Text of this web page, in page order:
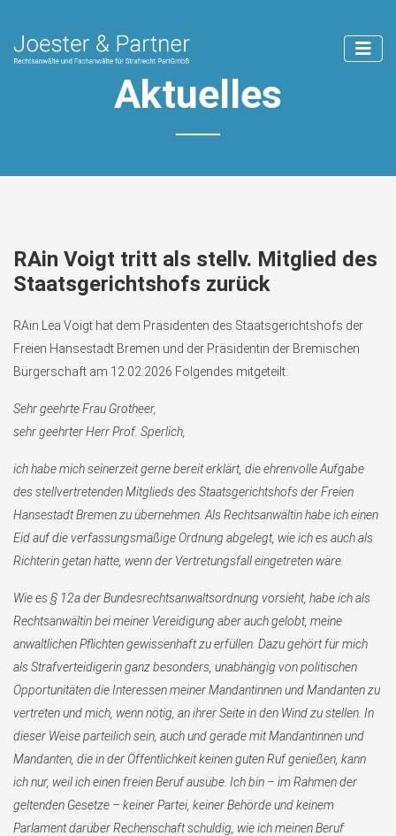
Aktuelles
RAin Voigt tritt als stellv. Mitglied des
Staatsgerichtshofs zurück
RAin Lea Voigt hat dem Präsidenten des Staatsgerichtshofs der
Freien Hansestadt Bremen und der Präsidentin der Bremischen
Bürgerschaft am 12.02.2026 Folgendes mitgeteilt:
Sehr geehrte Frau Grotheer,
sehr geehrter Herr Prof. Sperlich,
ich habe mich seinerzeit gerne bereit erklärt, die ehrenvolle Aufgabe
des stellvertretenden Mitglieds des Staatsgerichtshofs der Freien
Hansestadt Bremen zu übernehmen. Als Rechtsanwältin habe ich einen
Eid auf die verfassungsmäßige Ordnung abgelegt, wie ich es auch als
Richterin getan hätte, wenn der Vertretungsfall eingetreten wäre.
Wie es § 12a der Bundesrechtsanwaltsordnung vorsieht, habe ich als
Rechtsanwältin bei meiner Vereidigung aber auch gelobt, meine
anwaltlichen Pflichten gewissenhaft zu erfüllen. Dazu gehört für mich
als Strafverteidigerin ganz besonders, unabhängig von politischen
Opportunitäten die Interessen meiner Mandantinnen und Mandanten zu
vertreten und mich, wenn nötig, an ihrer Seite in den Wind zu stellen. In
dieser Weise parteilich sein, auch und gerade mit Mandantinnen und
Mandanten, die in der Öffentlichkeit keinen guten Ruf genießen, kann
ich nur, weil ich einen freien Beruf ausübe. Ich bin – im Rahmen der
geltenden Gesetze – keiner Partei, keiner Behörde und keinem
Parlament darüber Rechenschaft schuldig, wie ich meinen Beruf